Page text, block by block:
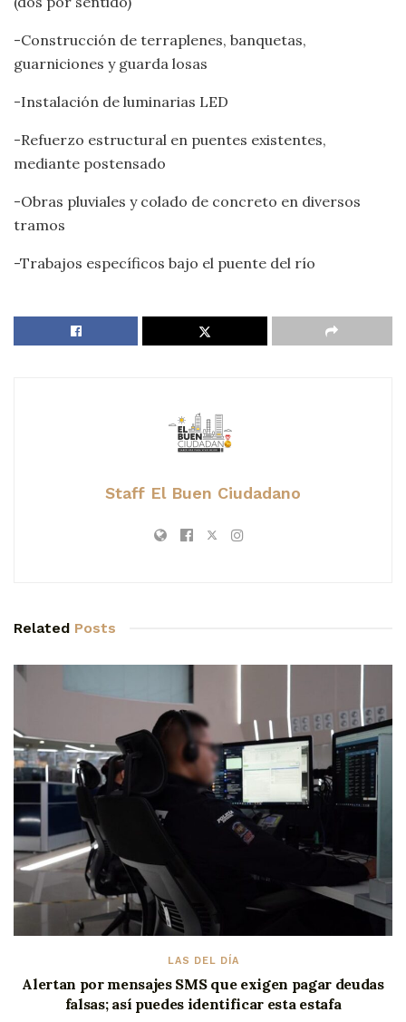
-Construcción de terraplenes, banquetas,
guarniciones y guarda losas
-Instalación de luminarias LED
-Refuerzo estructural en puentes existentes,
mediante postensado
-Obras pluviales y colado de concreto en diversos
tramos
-Trabajos específicos bajo el puente del río
Staff El Buen Ciudadano
Related Posts
LAS DEL DÍA
Alertan por mensajes SMS que exigen pagar deudas
falsas; así puedes identificar esta estafa